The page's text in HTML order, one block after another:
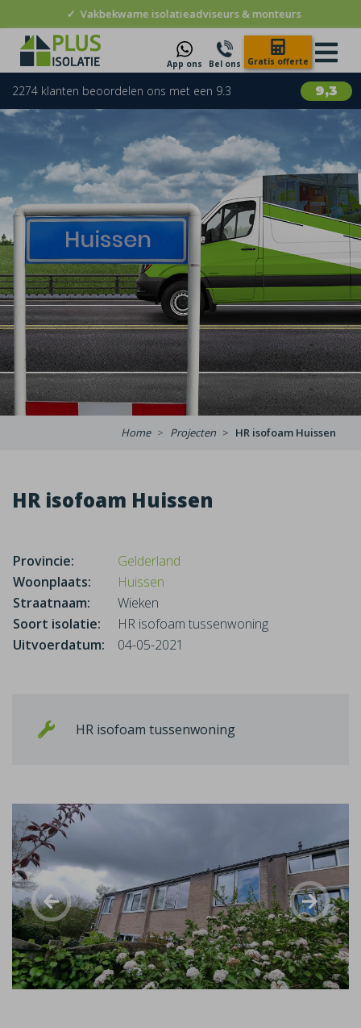
✓ Vakbekwame isolatieadviseurs & monteurs
App ons Bel ons Gratis offerte
9,3
2274 klanten beoordelen ons met een 9.3
Home Projecten HR isofoam Huissen
HR isofoam Huissen
Provincie:
Gelderland
Woonplaats:
Huissen
Straatnaam:
Wieken
Soort isolatie:
HR isofoam tussenwoning
Uitvoerdatum:
04-05-2021
HR isofoam tussenwoning